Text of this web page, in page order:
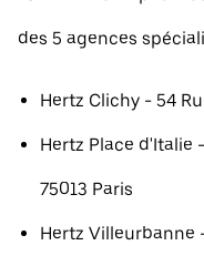
des 5 agences
Hertz Clichy - 54
Hertz Place d'Italie
75013 Paris
Hertz Villeurbanne